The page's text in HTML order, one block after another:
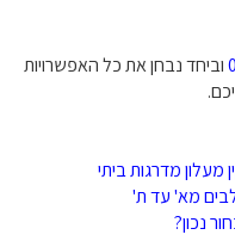
וביחד נבחן את כל האפשרויות
מא' עד ת'
נכון?